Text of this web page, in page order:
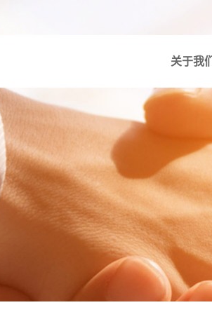
关于我们